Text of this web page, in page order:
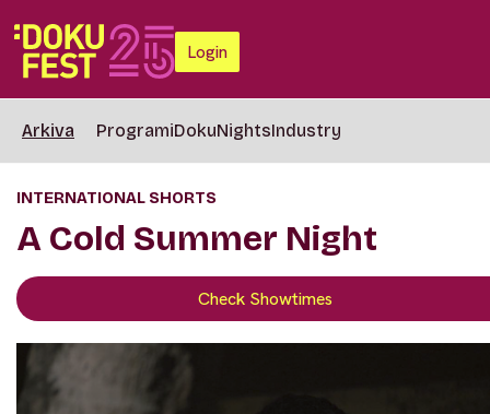
Login
Arkiva ProgramiDokuNightsIndustry
INTERNATIONAL SHORTS
A Cold Summer Night
Check Showtimes